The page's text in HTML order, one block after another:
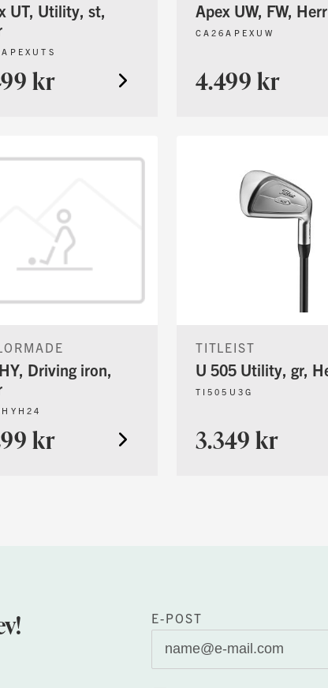
UT, Utility, st,
kr
Apex UW, FW, Herr
CA26APEXUW
4.499 kr
Driving iron,
kr
TITLEIST
U 505 Utility, gr,
TI505U3G
3.349 kr
E-POST